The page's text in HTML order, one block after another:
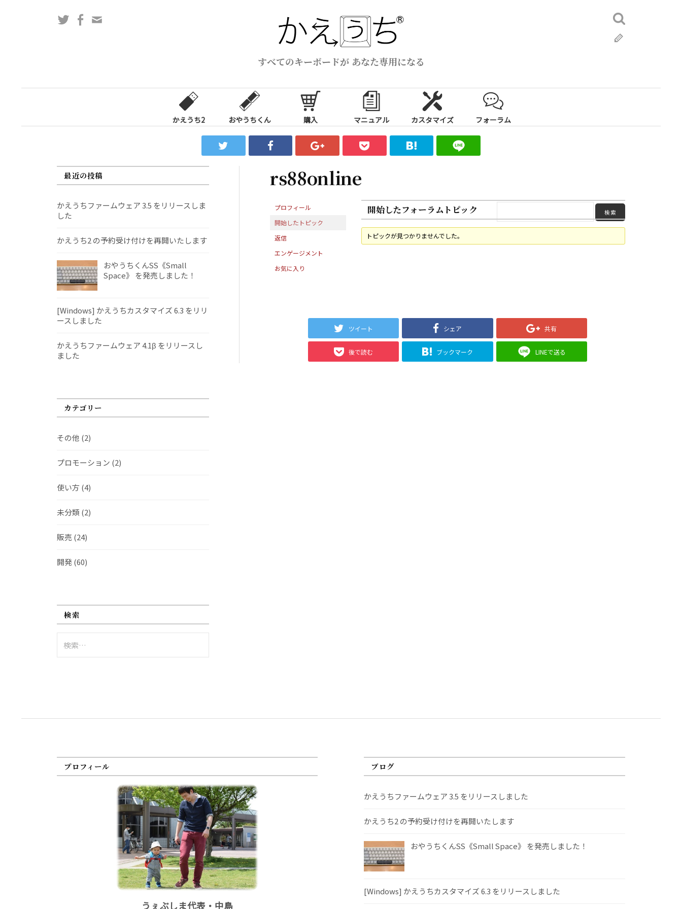
ス
すべてのキーボードが あなた専用になる
TwitterFacebook
検
索:
かえうち2 おやうちくん 購入 マニュアル カスタマイズ フォーラム
rs88online
プロフィール
開始したトピック
返信
エンゲージメント
お気に入り
開始したフォーラムトピック
トピックが見つかりませんでした。
ツイート シェア 共有
後で読む ブックマーク LINEで送る
最近の投稿
かえうちファームウェア 3.5 をリリースしま
した
かえうち2 の予約受け付けを再開いたします
おやうちくんSS《Small
Space》 を発売しました！
[Windows] かえうちカスタマイズ 6.3 をリリ
ースしました
かえうちファームウェア 4.1β をリリースし
ました
カテゴリー
その他 (2)
プロモーション (2)
使い方 (4)
未分類 (2)
販売 (24)
開発(60)
検索
索:
プロフィール
うぇぶしま代表・中島
ブログ
かえうちファームウェア 3.5 をリリースしました
かえうち2 の予約受け付けを再開いたします
おやうちくんSS《Small Space》 を発売しました！
[Windows] かえうちカスタマイズ 6.3 をリリースしました